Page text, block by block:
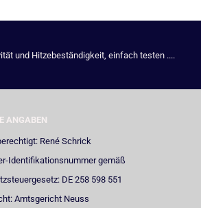
und Hitzebeständigkeit, einfach testen ....
ANGABEN
René Schrick
Identifikationsnummer gemäß
DE 258 598 551
Amtsgericht Neuss